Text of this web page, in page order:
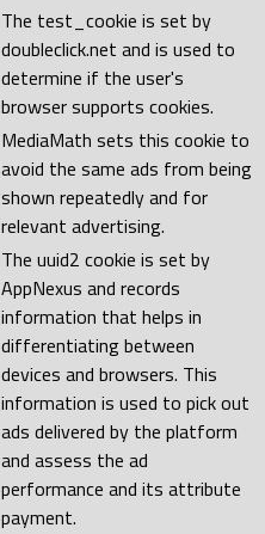
The test_cookie is set by
doubleclick.net and is used to
determine if the user's
browser supports cookies.
MediaMath sets this cookie to
avoid the same ads from being
shown repeatedly and for
relevant advertising.
The uuid2 cookie is set by
AppNexus and records
information that helps in
differentiating between
devices and browsers. This
information is used to pick out
ads delivered by the platform
and assess the ad
performance and its attribute
payment.